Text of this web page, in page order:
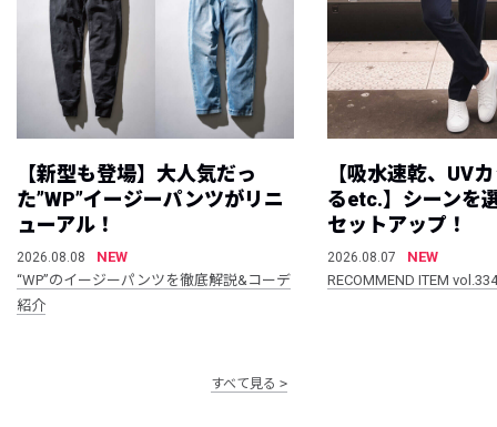
【新型も登場】大人気だっ
た”WP”イージーパンツがリニ
ューアル！
2026.08.08
NEW
“WP”のイージーパンツを徹底解説&コーデ
紹介
【吸水速乾、UV
るetc.】シーンを
セットアップ！
2026.08.07
NEW
RECOMMEND ITEM vol.334
すべて見る